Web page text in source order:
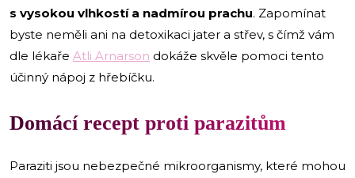
s vysokou vlhkostí a nadmírou prachu. Zapomínat
byste neměli ani na detoxikaci jater a střev, s čímž vám
dle lékaře Atli Arnarson dokáže skvěle pomoci tento
účinný nápoj z hřebíčku.
Domácí recept proti parazitům
Paraziti jsou nebezpečné mikroorganismy, které mohou